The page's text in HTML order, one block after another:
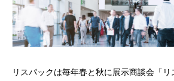
リスパックは毎年春と秋に展示商談会「